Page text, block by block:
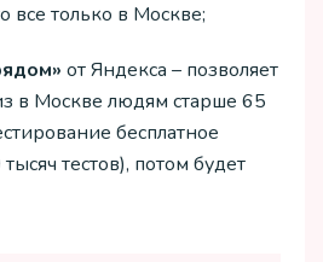
все только в Москве;
от Яндекса – позволяет
в Москве людям старше 65
бесплатное
тестов), потом будет